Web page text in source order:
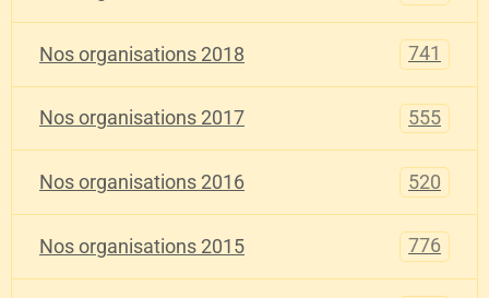
Nos organisations 2018 741
Nos organisations 2017 555
Nos organisations 2016 520
Nos organisations 2015 776